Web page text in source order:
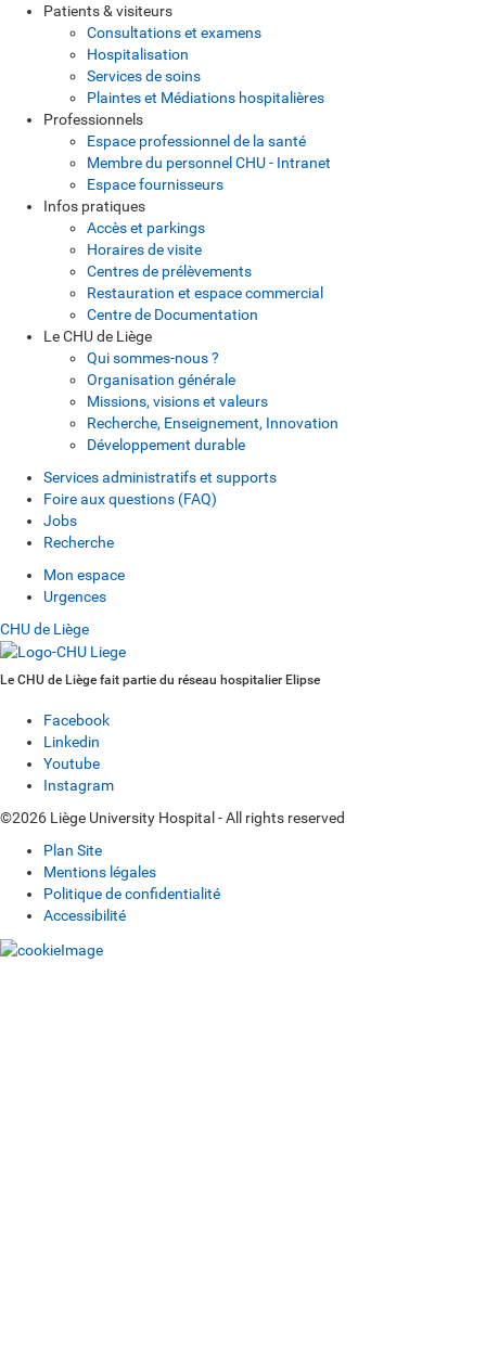
Patients & visiteurs
Consultations et examens
Hospitalisation
Services de soins
Plaintes et Médiations hospitalières
Professionnels
Espace professionnel de la santé
Membre du personnel CHU - Intranet
Espace fournisseurs
Infos pratiques
Accès et parkings
Horaires de visite
Centres de prélèvements
Restauration et espace commercial
Centre de Documentation
Le CHU de Liège
Qui sommes-nous ?
Organisation générale
Missions, visions et valeurs
Recherche, Enseignement, Innovation
Développement durable
Services administratifs et supports
Foire aux questions (FAQ)
Jobs
Recherche
Mon espace
Urgences
CHU de Liège
Le CHU de Liège fait partie du réseau hospitalier Elipse
Facebook
Linkedin
Youtube
Instagram
©2026 Liège University Hospital - All rights reserved
Plan Site
Mentions légales
Politique de confidentialité
Accessibilité